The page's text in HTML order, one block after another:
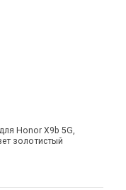
Honor X9b 5G,
золотистый